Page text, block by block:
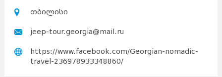
თბილისი
jeep-tour.georgia@mail.ru
https://www.facebook.com/Georgian-nomadic-
travel-236978933348860/